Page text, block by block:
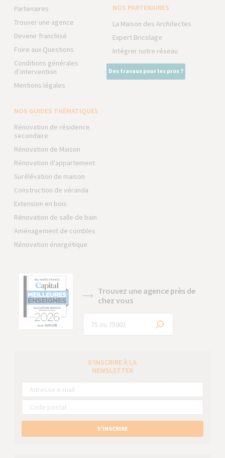
Partenaires
Trouver une agence
Devenir franchisé
Foire aux Questions
Conditions générales
d’intervention
Mentions légales
NOS PARTENAIRES
La Maison des Architectes
Expert Bricolage
Intégrer notre réseau
Des travaux pour les pros ?
NOS GUIDES THÉMATIQUES
Rénovation de résidence
secondaire
Rénovation de Maison
Rénovation d'appartement
Surélévation de maison
Construction de véranda
Extension en bois
Rénovation de salle de bain
Aménagement de combles
Rénovation énergétique
Trouvez une agence près de
chez vous
S’INSCRIRE À LA
NEWSLETTER
S’INSCRIRE